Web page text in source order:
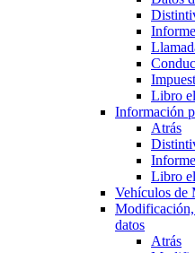
Libro
Información
Atrás
Libro
Vehículos de
datos
Atrás